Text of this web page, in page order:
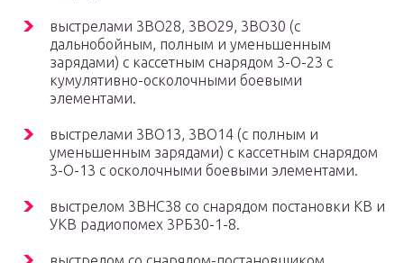
выстрелами 3ВО28, 3ВО29, 3ВО30 (с
дальнобойным, полным и уменьшенным
зарядами) с кассетным снарядом 3-О-23 с
кумулятивно-осколочными боевыми
элементами.
выстрелами 3ВО13, 3ВО14 (с полным и
уменьшенным зарядами) с кассетным снарядом
3-О-13 с осколочными боевыми элементами.
выстрелом 3ВНС38 со снарядом постановки КВ и
УКВ радиопомех 3РБ30-1-8.